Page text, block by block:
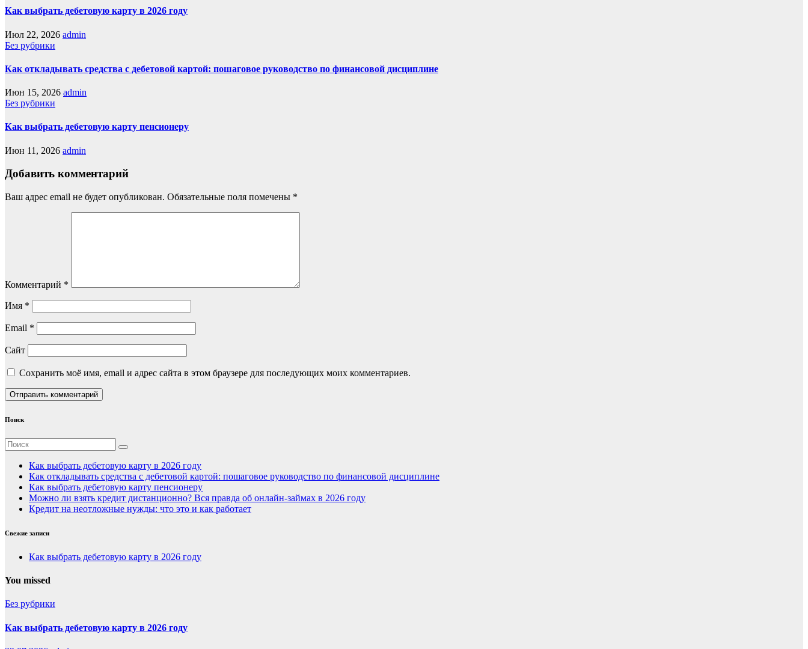
Как выбрать дебетовую карту в 2026 году
Июл 22, 2026 admin
Без рубрики
Как откладывать средства с дебетовой картой: пошаговое руководство по финансовой дисциплине
Июн 15, 2026 admin
Без рубрики
Как выбрать дебетовую карту пенсионеру
Июн 11, 2026 admin
Добавить комментарий
Ваш адрес email не будет опубликован. Обязательные поля помечены *
Комментарий *
Имя *
Email *
Сайт
Сохранить моё имя, email и адрес сайта в этом браузере для последующих моих комментариев.
Поиск
Как выбрать дебетовую карту в 2026 году
Как откладывать средства с дебетовой картой: пошаговое руководство по финансовой дисциплине
Как выбрать дебетовую карту пенсионеру
Можно ли взять кредит дистанционно? Вся правда об онлайн-займах в 2026 году
Кредит на неотложные нужды: что это и как работает
Свежие записи
Как выбрать дебетовую карту в 2026 году
You missed
Без рубрики
Как выбрать дебетовую карту в 2026 году